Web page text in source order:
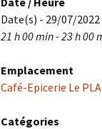
Date(s) - 29/07/2022
21 h 00 min - 23 h 00
Emplacement
Café-Epicerie Le
Catégories